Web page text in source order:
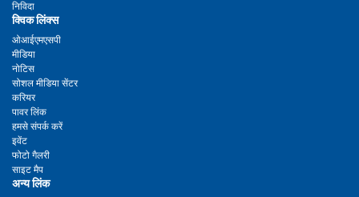
निविदा
क्विक लिंक्स
ओआईएमएसपी
मीडिया
नोटिस
सोशल मीडिया सेंटर
करियर
पावर लिंक
हमसे संपर्क करें
इवेंट
फोटो गैलरी
साइट मैप
अन्य लिंक